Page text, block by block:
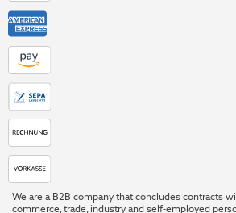
We are a B2B company that concludes contracts
commerce, trade, industry and self-employed